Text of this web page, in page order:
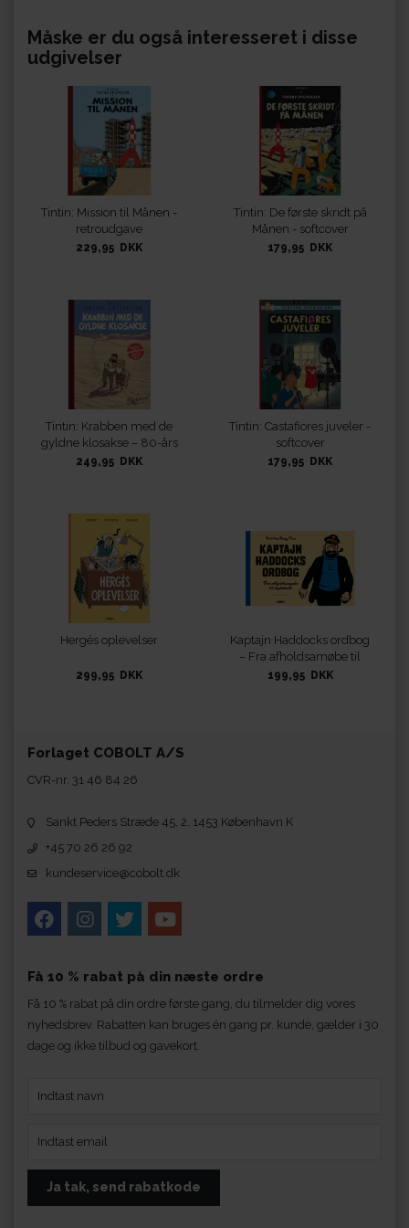
Måske er du også interesseret i disse
udgivelser
Tintin: Mission til Månen -
retroudgave
229,95 DKK
Tintin: De første skridt på
Månen - softcover
179,95 DKK
Tintin: Krabben med de
gyldne klosakse – 80-års
jubilæumsudgave
249,95 DKK
Tintin: Castafiores juveler -
softcover
179,95 DKK
Hergés oplevelser
299,95 DKK
Kaptajn Haddocks ordbog
– Fra afholdsamøbe til
åndsbolle
199,95 DKK
Forlaget COBOLT A/S
CVR-nr. 31 46 84 26
Sankt Peders Stræde 45, 2. 1453 København K
+45 70 26 26 92
kundeservice@cobolt.dk
Få 10 % rabat på din næste ordre
Få 10 % rabat på din ordre første gang, du tilmelder dig vores
nyhedsbrev. Rabatten kan bruges én gang pr. kunde, gælder i 30
dage og ikke tilbud og gavekort.